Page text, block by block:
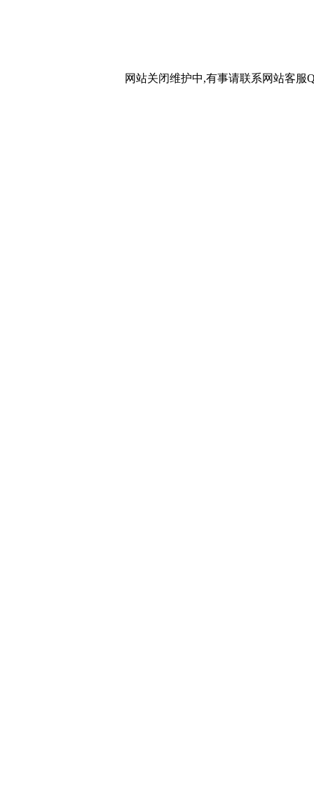
网站关闭维护中,有事请联系网站客服